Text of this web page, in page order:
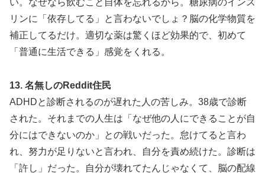
リンに「依存してる」と言わないでしょ？脳の化学物質を
補正してるだけ。適切な薬は驚くほど効果的で、初めて
「普通に生活できる」感覚をくれる。
13. 名無しのReddit住民
ADHDと診断されるのが遅れた人の苦しみ。38歳で診断
された。それまでの人生は「なぜ他の人にできることが自
分にはできないのか」との戦いだった。怠けてると言わ
れ、努力が足りないと言われ、自分を責め続けた。診断は
「許し」だった。自分が壊れてたんじゃなくて、脳の配線